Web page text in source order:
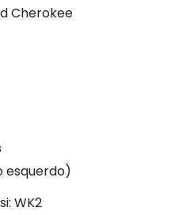
Cherokee
esquerdo)
WK2